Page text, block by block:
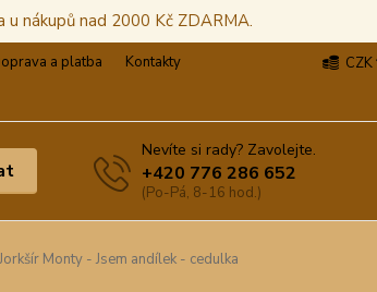
nákupů nad 2000 Kč ZDARMA.
a platba
Kontakty
CZK
Nevíte si rady? Zavolejte.
+420 776 286 652
(Po-Pá, 8-16 hod.)
Jorkšír Monty - Jsem andílek - cedulka